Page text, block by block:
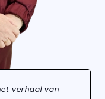
verhaal van